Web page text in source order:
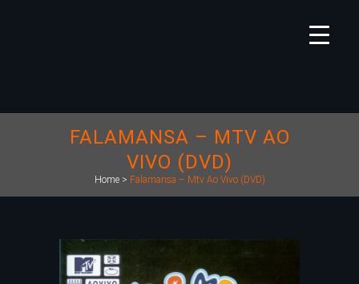
FALAMANSA – MTV AO
VIVO (DVD)
Home> Falamansa – Mtv Ao Vivo (DVD)